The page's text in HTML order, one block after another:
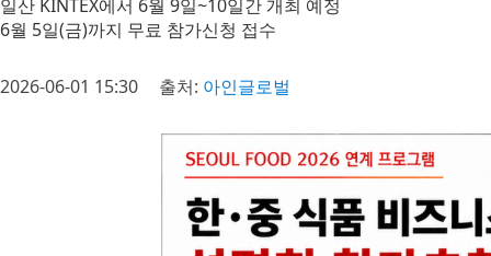
일산 KINTEX에서 6월 9일~10일간 개최 예정
6월 5일(금)까지 무료 참가신청 접수
2026-06-01 15:30 출처: 아인글로벌